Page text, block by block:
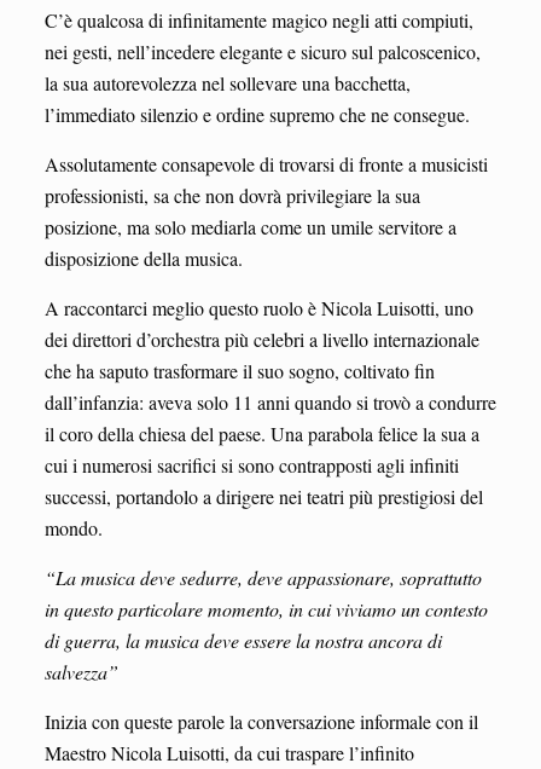
C’è qualcosa di infinitamente magico negli atti compiuti,
nei gesti, nell’incedere elegante e sicuro sul palcoscenico,
la sua autorevolezza nel sollevare una bacchetta,
l’immediato silenzio e ordine supremo che ne consegue.
Assolutamente consapevole di trovarsi di fronte a musicisti
professionisti, sa che non dovrà privilegiare la sua
posizione, ma solo mediarla come un umile servitore a
disposizione della musica.
A raccontarci meglio questo ruolo è Nicola Luisotti, uno
dei direttori d’orchestra più celebri a livello internazionale
che ha saputo trasformare il suo sogno, coltivato fin
dall’infanzia: aveva solo 11 anni quando si trovò a condurre
il coro della chiesa del paese. Una parabola felice la sua a
cui i numerosi sacrifici si sono contrapposti agli infiniti
successi, portandolo a dirigere nei teatri più prestigiosi del
mondo.
“La musica deve sedurre, deve appassionare, soprattutto
in questo particolare momento, in cui viviamo un contesto
di guerra, la musica deve essere la nostra ancora di
salvezza”
Inizia con queste parole la conversazione informale con il
Maestro Nicola Luisotti, da cui traspare l’infinito